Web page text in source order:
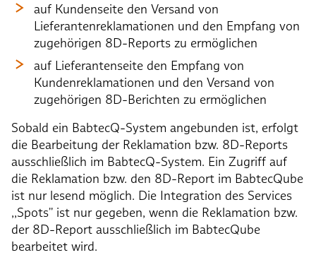
auf Kundenseite den Versand von
Lieferantenreklamationen und den Empfang von
zugehörigen 8D-Reports zu ermöglichen
auf Lieferantenseite den Empfang von
Kundenreklamationen und den Versand von
zugehörigen 8D-Berichten zu ermöglichen
Sobald ein BabtecQ-System angebunden ist, erfolgt
die Bearbeitung der Reklamation bzw. 8D-Reports
ausschließlich im BabtecQ-System. Ein Zugriff auf
die Reklamation bzw. den 8D-Report im BabtecQube
ist nur lesend möglich. Die Integration des Services
,,Spots'' ist nur gegeben, wenn die Reklamation bzw.
der 8D-Report ausschließlich im BabtecQube
bearbeitet wird.